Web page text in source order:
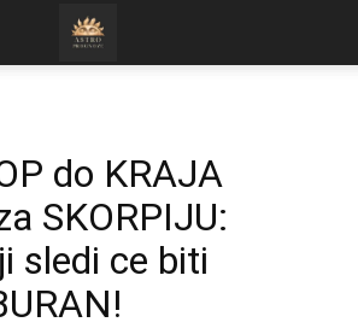
do KRAJA
SKORPIJU:
sledi ce biti